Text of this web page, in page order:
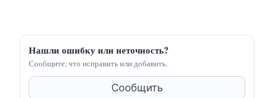
Нашли ошибку или неточность?
Сообщите, что исправить или добавить.
Сообщить